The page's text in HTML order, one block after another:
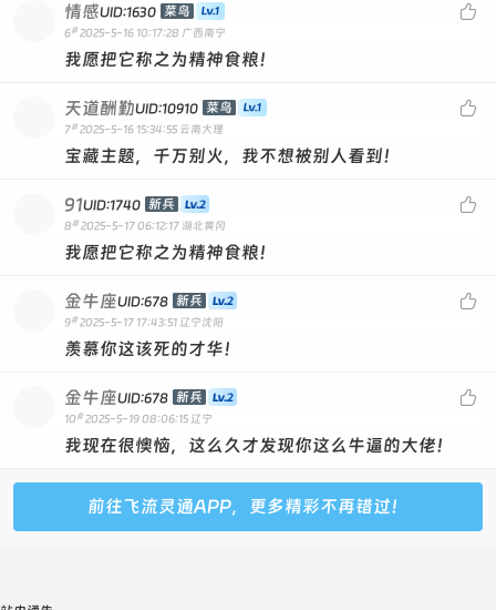

情感UID:1630 菜鸟
6# 2025-5-16 10:17:28 广西南宁
我愿把它称之为精神食粮！

天道酬勤UID:10910 菜鸟
7# 2025-5-16 15:34:55 云南大理
宝藏主题，千万别火，我不想被别人看到！

91UID:1740 新兵
8 # 2025-5-17 06:12:17 湖北黄冈
我愿把它称之为精神食粮！

金牛座UID:678 新兵
9# 2025-5-17 17:43:51 辽宁沈阳
羡慕你这该死的才华！

金牛座UID:678 新兵
10 # 2025-5-19 08:06:15 辽宁
我现在很懊恼，这么久才发现你这么牛逼的大佬！
前往飞流灵通APP，更多精彩不再错过！